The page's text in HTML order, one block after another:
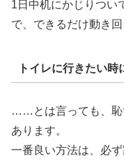
1日中机にかじりつい
で、できるだけ動き回
トイレに行きたい時
……とは言っても、恥
あります。
一番良い方法は、必